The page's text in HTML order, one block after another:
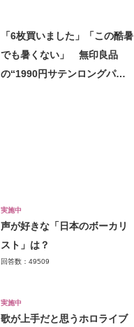
「6枚買いました」「この酷暑
でも暑くない」 無印良品
の“1990円サテンロングパン
実施中
声が好きな「日本のボーカリ
スト」は？
回答数：49509
実施中
歌が上手だと思うホロライブ